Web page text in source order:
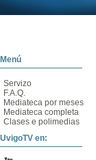
Menú
Servizo
F.A.Q.
Mediateca por meses
Mediateca completa
Clases e polimedias
UvigoTV en: